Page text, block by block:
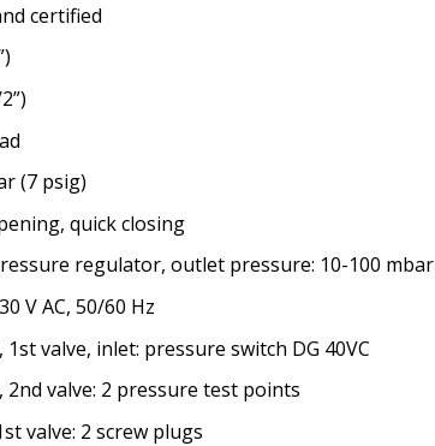
certified
(7 psig)
quick closing
regulator, outlet pressure: 10-100 mbar
V AC, 50/60 Hz
valve, inlet: pressure switch DG 40VC
2nd valve: 2 pressure test points
valve: 2 screw plugs